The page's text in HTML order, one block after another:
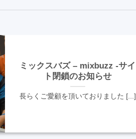
ミックスバズ – mixbuzz -サイ
ト閉鎖のお知らせ
長らくご愛顧を頂いておりました [...]